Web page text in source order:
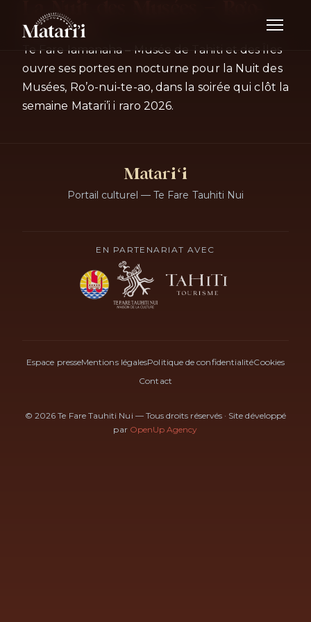
La Nuit des Musées — Ro’o-
nui-te-ao
Te Fare Iamanaha – Musée de Tahiti et des Îles
ouvre ses portes en nocturne pour la Nuit des
Musées, Ro’o-nui-te-ao, dans la soirée qui clôt la
semaine Matari’i i raro 2026.
Matariʻi
Portail culturel — Te Fare Tauhiti Nui
EN PARTENARIAT AVEC
Espace presseMentions légalesPolitique de confidentialitéCookies
Contact
© 2026 Te Fare Tauhiti Nui — Tous droits réservés · Site développé
par OpenUp Agency